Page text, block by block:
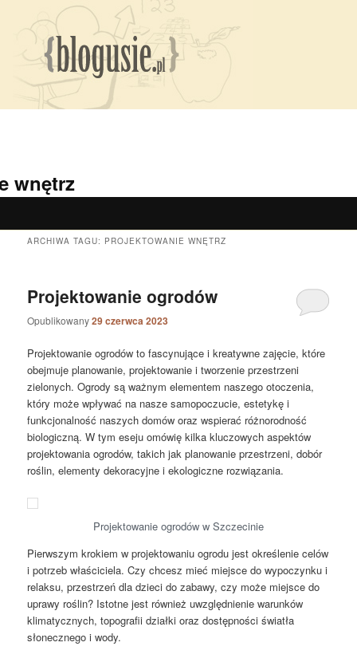
wnętrz
ARCHIWA TAGU: PROJEKTOWANIE WNĘTRZ
Projektowanie ogrodów
Opublikowany29 czerwca 2023
Projektowanie ogrodów to fascynujące i kreatywne zajęcie, które
obejmuje planowanie, projektowanie i tworzenie przestrzeni
zielonych. Ogrody są ważnym elementem naszego otoczenia,
który może wpływać na nasze samopoczucie, estetykę i
funkcjonalność naszych domów oraz wspierać różnorodność
biologiczną. W tym eseju omówię kilka kluczowych aspektów
projektowania ogrodów, takich jak planowanie przestrzeni, dobór
roślin, elementy dekoracyjne i ekologiczne rozwiązania.
Projektowanie ogrodów w Szczecinie
Pierwszym krokiem w projektowaniu ogrodu jest określenie celów
i potrzeb właściciela. Czy chcesz mieć miejsce do wypoczynku i
relaksu, przestrzeń dla dzieci do zabawy, czy może miejsce do
uprawy roślin? Istotne jest również uwzględnienie warunków
klimatycznych, topografii działki oraz dostępności światła
słonecznego i wody.